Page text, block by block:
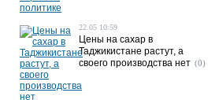
22.05 10:59
Цены на сахар в
Таджикистане растут, а
своего производства нет (0)